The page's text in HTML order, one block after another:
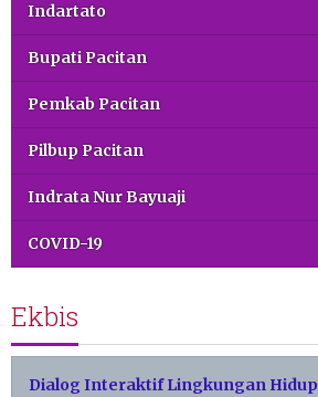
Indartato
Bupati Pacitan
Pemkab Pacitan
Pilbup Pacitan
Indrata Nur Bayuaji
COVID-19
Ekbis
Dialog Interaktif Lingkungan Hidup